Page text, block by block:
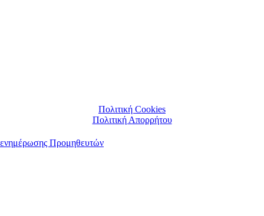
ενημέρωσης Προμηθευτών
Πολιτική Cookies
Πολιτική Απορρήτου